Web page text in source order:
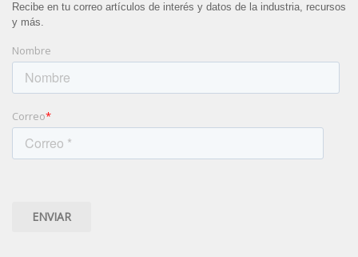
Recibe en tu correo artículos de interés y datos de la industria, recursos
y más.
Nombre
Correo*